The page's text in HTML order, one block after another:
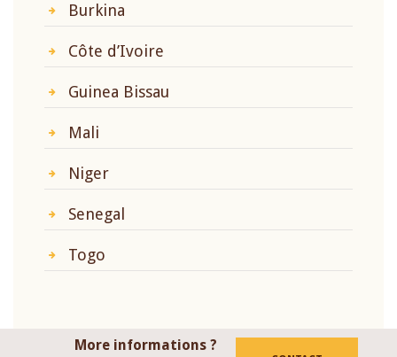
Burkina
Côte d’Ivoire
Guinea Bissau
Mali
Niger
Senegal
Togo
More informations ?